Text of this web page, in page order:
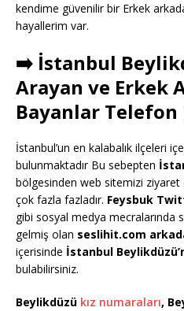
kendime güvenilir bir Erkek
hayallerim var.
➡️ İstanbul
Arayan ve Erkek
Bayanlar Telefon
İstanbul’un en kalabalık ilçeleri
bulunmaktadır Bu sebepten
bölgesinden web sitemizi ziyaret
çok fazla fazladır. Feysbuk
gibi sosyal medya mecralarında
gelmiş olan seslihit.com
içerisinde İstanbul
bulabilirsiniz.
Beylikdüzü kız numaraları,